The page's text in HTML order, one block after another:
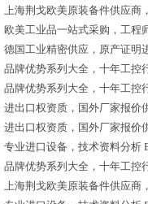
上海荆戈欧美原装备件供应商
欧美工业品一站式采购，工程
德国工业精密供应，原产证明
品牌优势系列大全，十年工控
品牌优势系列大全，十年工控
进出口权资质，国外厂家报价
进出口权资质，国外厂家报价
专业进口设备，技术资料分析
品牌优势系列大全，十年工控
上海荆戈欧美原装备件供应商